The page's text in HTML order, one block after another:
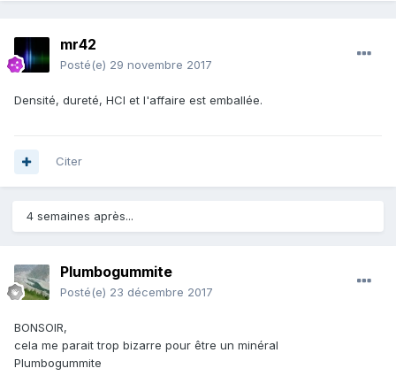
mr42
Posté(e) 29 novembre 2017
Densité, dureté, HCl et l'affaire est emballée.
Citer
4 semaines après...
Plumbogummite
Posté(e) 23 décembre 2017
BONSOIR,
cela me parait trop bizarre pour être un minéral
Plumbogummite